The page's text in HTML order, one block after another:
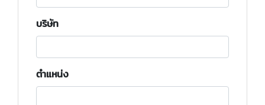
บริษัท
ตำแหน่ง